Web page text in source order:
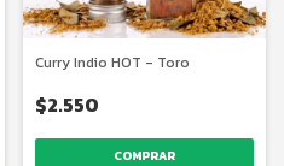
Curry Indio HOT - Toro
$2.550
COMPRAR